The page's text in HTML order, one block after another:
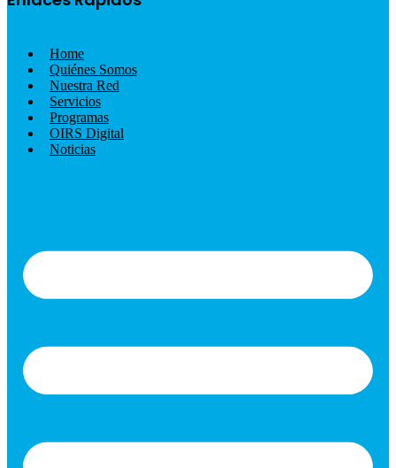
Home
Quiénes Somos
Nuestra Red
Servicios
Programas
OIRS Digital
Noticias